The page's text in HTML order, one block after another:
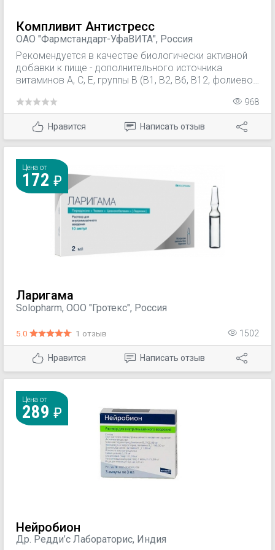
Компливит Антистресс
ОАО "Фармстандарт-УфаВИТА", Россия
Рекомендуется в качестве биологически активной
добавки к пище - дополнительного источника
витаминов А, С, Е, группы В (В1, В2, В6, В12, фолиевой
минеральных элементов (меди, цинка, селена),
источника флавоногликозидов.
968
Нравится Написать отзыв
Цена от
172
Ларигама
Solopharm, ООО "Гротекс", Россия
5.0 1 отзыв 1502
Нравится Написать отзыв
Цена от
289
Нейробион
Др. Редди’с Лабораторис, Индия